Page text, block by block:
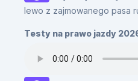
lewo z zajmowanego pasa
Testy na prawo jazdy